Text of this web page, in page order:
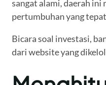
sangat alami, daerah ini
pertumbuhan yang
Bicara soal investasi,
dari website yang